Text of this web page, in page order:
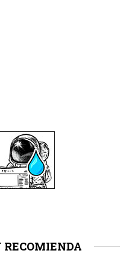
RECOMIENDA